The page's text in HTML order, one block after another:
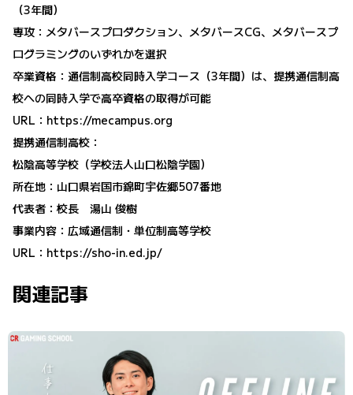
（3年間）
専攻：メタバースプロダクション、メタバースCG、メタバースプ
ログラミングのいずれかを選択
卒業資格：通信制高校同時入学コース（3年間）は、提携通信制高
校への同時入学で高卒資格の取得が可能
URL： https://mecampus.org
提携通信制高校：
松陰高等学校（学校法人山口松陰学園）
所在地：山口県岩国市錦町宇佐郷507番地
代表者：校長 湯山 俊樹
事業内容：広域通信制・単位制高等学校
URL： https://sho-in.ed.jp/
関連記事